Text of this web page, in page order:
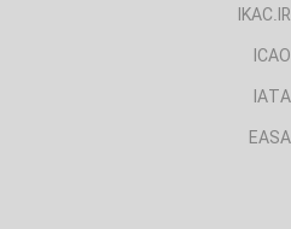
IKAC.IR
ICAO
IATA
EASA